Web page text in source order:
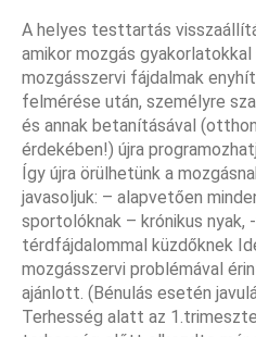
A helyes testtartás
amikor mozgás
mozgásszervi fájdalmak
felmérése után, személyre
és annak betanításával
érdekében!) újra
Így újra örülhetünk a
javasoljuk: – alapvetően
sportolóknak – krónikus nyak,
térdfájdalommal küzdőknek
mozgásszervi problémával
ajánlott. (Bénulás esetén
Terhesség alatt az